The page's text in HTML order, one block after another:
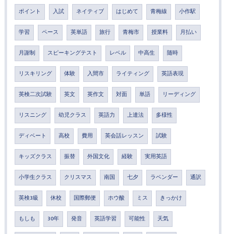
ポイント 入試 ネイティブ はじめて 青梅線 小作駅
学習 ペース 英単語 旅行 青梅市 授業料 月払い
月謝制 スピーキングテスト レベル 中高生 随時
リスキリング 体験 入間市 ライティング 英語表現
英検二次試験 英文 英作文 対面 単語 リーディング
リスニング 幼児クラス 英語力 上達法 多様性
ディベート 高校 費用 英会話レッスン 試験
キッズクラス 振替 外国文化 経験 実用英語
小学生クラス クリスマス 南国 七夕 ラベンダー 通訳
英検3級 休校 国際郵便 ホウ酸 ミス きっかけ
もしも 30年 発音 英語学習 可能性 天気